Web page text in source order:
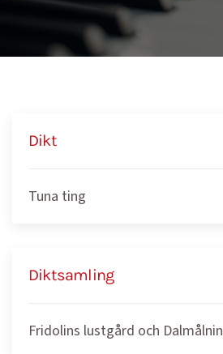
Dikt
Tuna ting
Diktsamling
Fridolins lustgård och